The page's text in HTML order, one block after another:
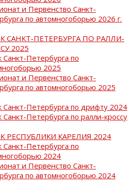
и Первенство Санкт-
по автомногоборью 2026 г.
САНКТ-ПЕТЕРБУРГА ПО РАЛЛИ-
2025
Санкт-Петербурга по
2025
и Первенство Санкт-
по автомногоборью 2025
Санкт-Петербурга по дрифту 2024
Санкт-Петербурга по ралли-кроссу
РЕСПУБЛИКИ КАРЕЛИЯ 2024
Санкт-Петербурга по
2024
и Первенство Санкт-
по автомногоборью 2024